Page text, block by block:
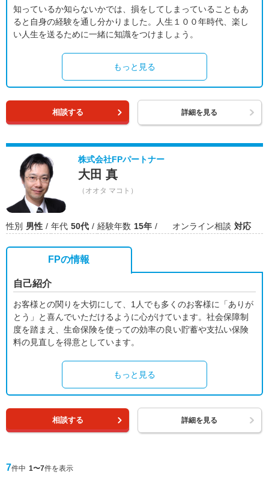
知っているか知らないかでは、損をしてしまっていることもあ
ると自身の経験を通し分かりました。人生１００年時代、楽し
い人生を送るために一緒に知識をつけましょう。
もっと見る
相談する 詳細を見る
株式会社FPパートナー
大田 真
（オオタ マコト）
性別 男性 年代 50代 経験年数 15年 オンライン相談 対応
FPの情報
自己紹介
お客様との関りを大切にして、1人でも多くのお客様に「ありが
とう」と喜んでいただけるように心がけています。社会保障制
度を踏まえ、生命保険を使っての効率の良い貯蓄や支払い保険
料の見直しを得意としています。
もっと見る
相談する 詳細を見る
7件中 1〜7件を表示